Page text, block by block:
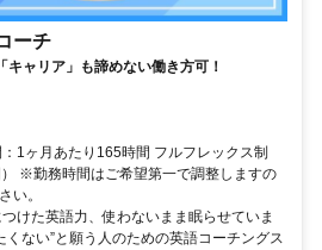
ーチ
ャリア」も諦めない働き方可！
1ヶ月あたり165時間 フルフレックス制
） ※勤務時間はご希望第一で調整しますの
い。
けた英語力、使わないまま眠らせていま
くない”と願う人のための英語コーチングス